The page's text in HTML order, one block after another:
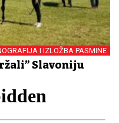
I IZLOŽBA PASMINE
Slavoniju